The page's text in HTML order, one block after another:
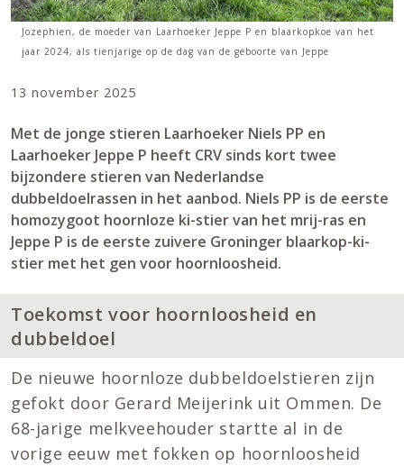
Jozephien, de moeder van Laarhoeker Jeppe P en blaarkopkoe van het
jaar 2024, als tienjarige op de dag van de geboorte van Jeppe
13 november 2025
Met de jonge stieren Laarhoeker Niels PP en
Laarhoeker Jeppe P heeft CRV sinds kort twee
bijzondere stieren van Nederlandse
dubbeldoelrassen in het aanbod. Niels PP is de eerste
homozygoot hoornloze ki-stier van het mrij-ras en
Jeppe P is de eerste zuivere Groninger blaarkop-ki-
stier met het gen voor hoornloosheid.
Toekomst voor hoornloosheid en
dubbeldoel
De nieuwe hoornloze dubbeldoelstieren zijn
gefokt door Gerard Meijerink uit Ommen. De
68-jarige melkveehouder startte al in de
vorige eeuw met fokken op hoornloosheid